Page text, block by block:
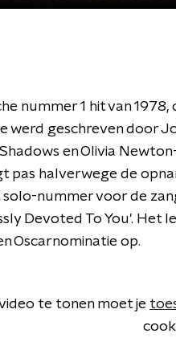
nummer 1 hit van
werd geschreven door
Shadows en Olivia
pas halverwege de
nummer voor de
Devoted To You'. Het
Oscarnominatie op.
te tonen moet je